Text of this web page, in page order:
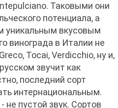
Таковыми они
потенциала, а
уникальным вкусовым
винограда в Италии не
Tocai, Verdicchio, ну и,
звучит как
последний сорт
интернациональным.
пустой звук. Сортов